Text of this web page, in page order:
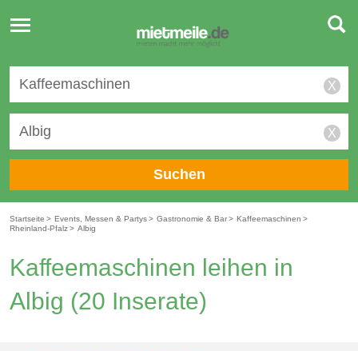
Toggle
navigation
X
X
Suchen
Startseite > Events, Messen & Partys> Gastronomie & Bar> Kaffeemaschinen >
Rheinland-Pfalz> Albig
Kaffeemaschinen leihen in
Albig (20 Inserate)